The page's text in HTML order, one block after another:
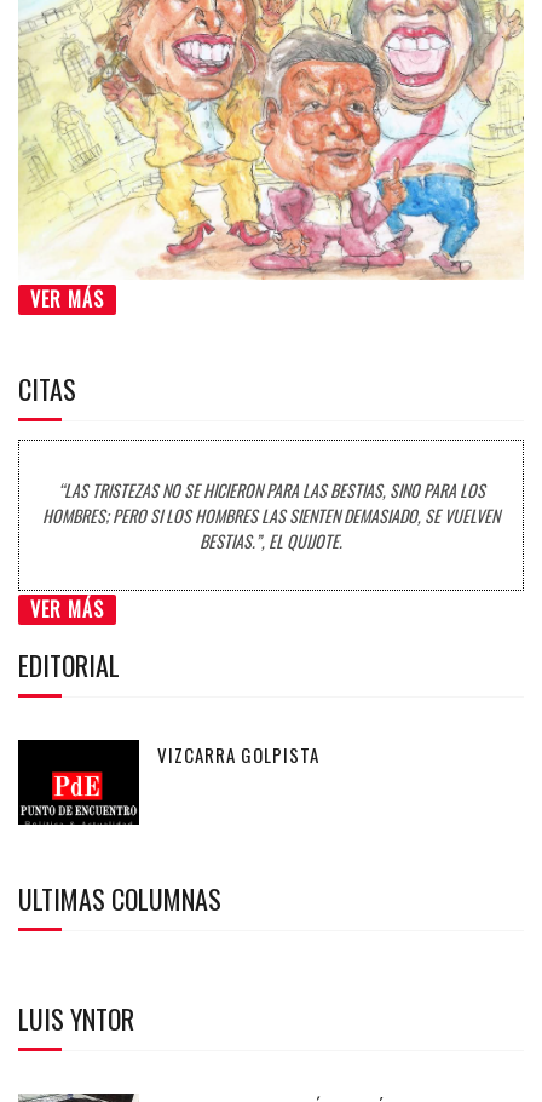
VER MÁS
CITAS
“LAS TRISTEZAS NO SE HICIERON PARA LAS BESTIAS, SINO PARA LOS
HOMBRES; PERO SI LOS HOMBRES LAS SIENTEN DEMASIADO, SE VUELVEN
BESTIAS.”, EL QUIJOTE.
VER MÁS
EDITORIAL
VIZCARRA GOLPISTA
ULTIMAS COLUMNAS
LUIS YNTOR